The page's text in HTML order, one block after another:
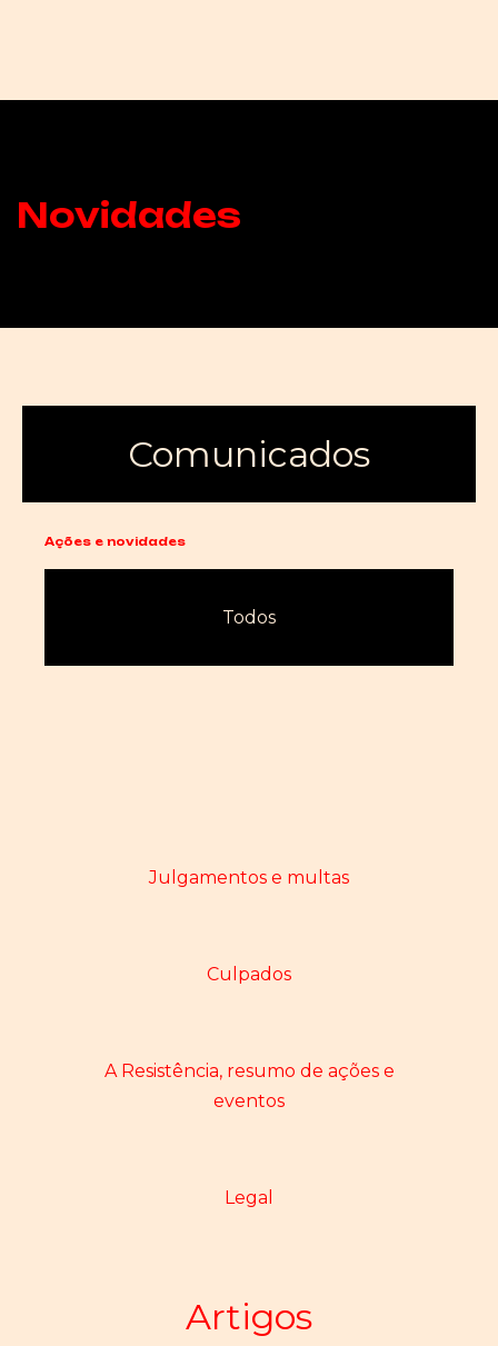
Novidades
Comunicados
Artigos
Ações e novidades
Todos
Julgamentos e multas
Culpados
A Resistência, resumo de ações e
eventos
Legal